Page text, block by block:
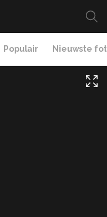
Populair Nieuwste